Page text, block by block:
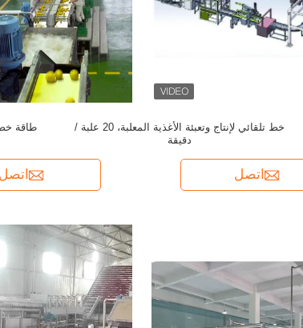
اتصل
خط تلقائي لإنتاج وتعبئة الأغذية المعلبة، 20 علبة /
دقيقة
اتصل